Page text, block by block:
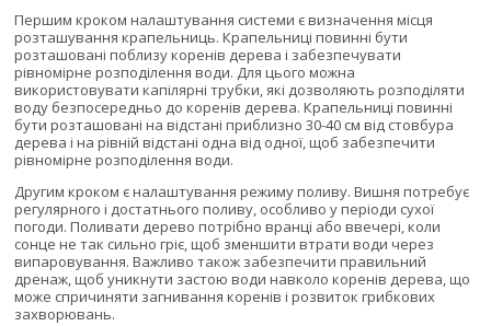
Першим кроком налаштування системи є визначення місця
розташування крапельниць. Крапельниці повинні бути
розташовані поблизу коренів дерева і забезпечувати
рівномірне розподілення води. Для цього можна
використовувати капілярні трубки, які дозволяють розподіляти
воду безпосередньо до коренів дерева. Крапельниці повинні
бути розташовані на відстані приблизно 30-40 см від стовбура
дерева і на рівній відстані одна від одної, щоб забезпечити
рівномірне розподілення води.
Другим кроком є налаштування режиму поливу. Вишня потребує
регулярного і достатнього поливу, особливо у періоди сухої
погоди. Поливати дерево потрібно вранці або ввечері, коли
сонце не так сильно гріє, щоб зменшити втрати води через
випаровування. Важливо також забезпечити правильний
дренаж, щоб уникнути застою води навколо коренів дерева, що
може спричиняти загнивання коренів і розвиток грибкових
захворювань.